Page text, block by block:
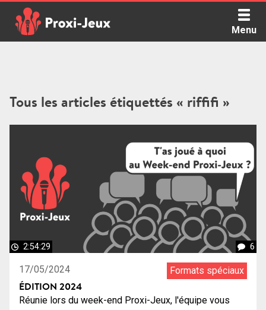
content
Menu
Tous les articles étiquettés « riffifi »
2:54:29 6
17/05/2024 Formats spéciaux
ÉDITION 2024
Réunie lors du week-end Proxi-Jeux, l'équipe vous